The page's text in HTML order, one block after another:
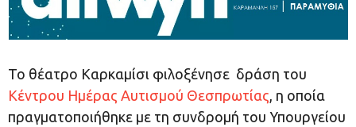
Το θέατρο Καρκαμίσι φιλοξένησε δράση του
Κέντρου Ημέρας Αυτισμού Θεσπρωτίας, η οποία
πραγματοποιήθηκε με τη συνδρομή του Υπουργείου